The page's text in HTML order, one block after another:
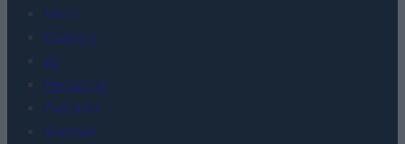
Moto
Gaming
AI
Redakcja
Reklama
Kontakt